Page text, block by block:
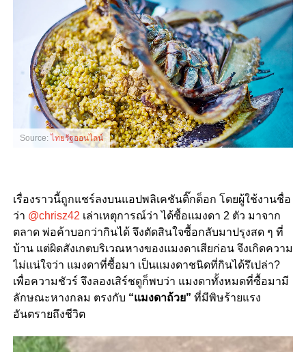
Source: ไทยรัฐออนไลน์
เรื่องราวนี้ถูกแชร์ลงบนแอปพลิเคชันติ๊กต็อก โดยผู้ใช้งานชื่อ
ว่า @chrisz42 เล่าเหตุการณ์ว่า ได้ซื้อแมงดา 2 ตัว มาจาก
ตลาด พ่อค้าบอกว่ากินได้ จึงตัดสินใจซื้อกลับมาปรุงสด ๆ ที่
บ้าน แต่ผิดสังเกตบริเวณหางของแมงดาเสียก่อน จึงเกิดความ
ไม่แน่ใจว่า แมงดาที่ซื้อมา เป็นแมงดาชนิดที่กินได้รึเปล่า?
เพื่อความชัวร์ จึงลองเสิร์ชดูก็พบว่า แมงดาทั้งหมดที่ซื้อมามี
ลักษณะหางกลม ตรงกับ “แมงดาถ้วย” ที่มีพิษร้ายแรง
อันตรายถึงชีวิต
Video